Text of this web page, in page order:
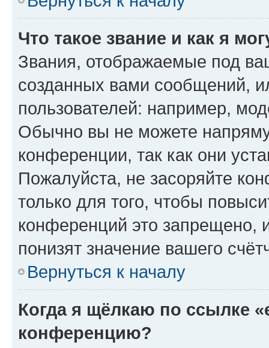
Что такое звание и как я
Звания, отображаемые под
созданных вами сообщений,
пользователей: например,
Обычно вы не можете
конференции, так как они
Пожалуйста, не засоряйте
только для того, чтобы
конференций это запрещено,
понизят значение вашего
Вернуться к началу
Когда я щёлкаю по ссылке
конференцию?